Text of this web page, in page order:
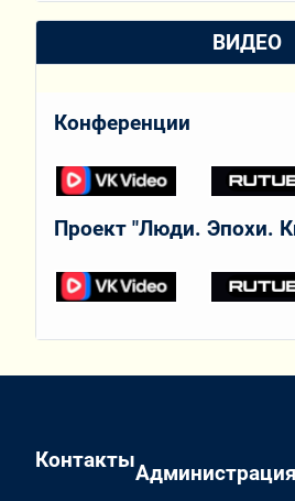
ВИДЕО
Конференции
Проект "Люди. Эпохи.
Контакты